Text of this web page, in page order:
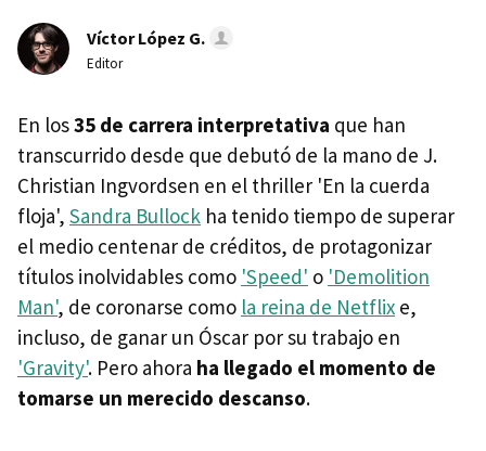
Víctor López G.
Editor
En los35 de carrera interpretativa que han
transcurrido desde que debutó de la mano de J.
Christian Ingvordsen en el thriller 'En la cuerda
floja', Sandra Bullock ha tenido tiempo de superar
el medio centenar de créditos, de protagonizar
títulos inolvidables como 'Speed' o 'Demolition
Man', de coronarse como la reina de Netflix e,
incluso, de ganar un Óscar por su trabajo en
'Gravity'. Pero ahora ha llegado el momento de
tomarse un merecido descanso.